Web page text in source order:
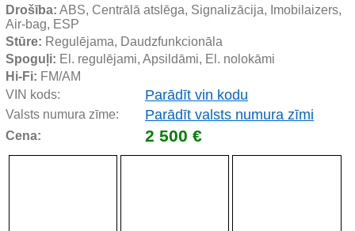
Drošība: ABS, Centrālā atslēga, Signalizācija, Imobilaizers,
Air-bag, ESP
Stūre: Regulējama, Daudzfunkcionāla
Spoguļi: El. regulējami, Apsildāmi, El. nolokāmi
Hi-Fi: FM/AM
VIN kods:
Parādīt vin kodu
Valsts numura zīme: Parādīt valsts numura zīmi
Cena: 2 500 €